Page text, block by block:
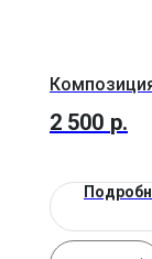
2 500 р.